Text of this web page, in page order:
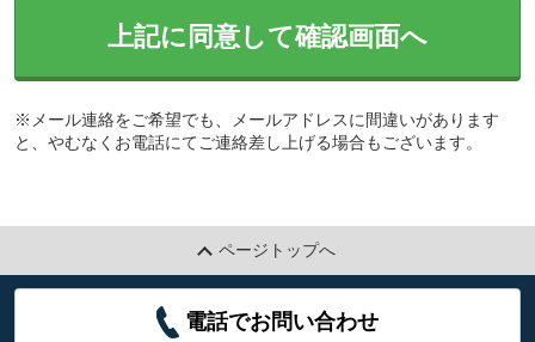
上記に同意して確認画面へ
※メール連絡をご希望でも、メールアドレスに間違いがあります
と、やむなくお電話にてご連絡差し上げる場合もございます。
ページトップへ
電話でお問い合わせ